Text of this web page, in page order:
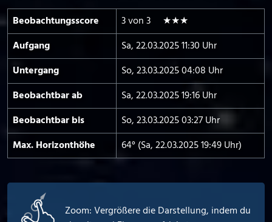
Beobachtungs­score
3 von 3 ★★★
Aufgang
Sa, 22.03.2025 11:30 Uhr
Untergang
So, 23.03.2025 04:08 Uhr
Beobachtbar ab
Sa, 22.03.2025 19:16 Uhr
Beobachtbar bis
So, 23.03.2025 03:27 Uhr
Max. Horizont­höhe
64° (Sa, 22.03.2025 19:49 Uhr)
Zoom: Vergrößere die Darstellung, indem du